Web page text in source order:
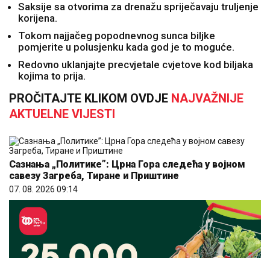
Saksije sa otvorima za drenažu spriječavaju truljenje
korijena.
Tokom najjačeg popodnevnog sunca biljke
pomjerite u polusjenku kada god je to moguće.
Redovno uklanjajte precvjetale cvjetove kod biljaka
kojima to prija.
PROČITAJTE KLIKOM OVDJE NAJVAŽNIJE
AKTUELNE VIJESTI
Сазнања „Политике”: Црна Гора следећа у војном
савезу Загреба, Тиране и Приштине
07. 08. 2026 09:14